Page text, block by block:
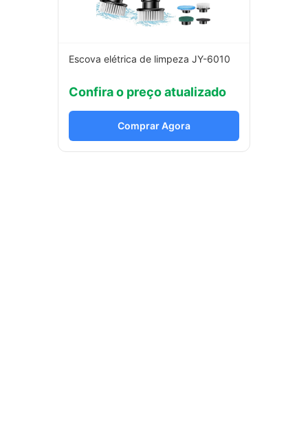
Escova elétrica de limpeza JY-6010
Confira o preço atualizado
Comprar Agora